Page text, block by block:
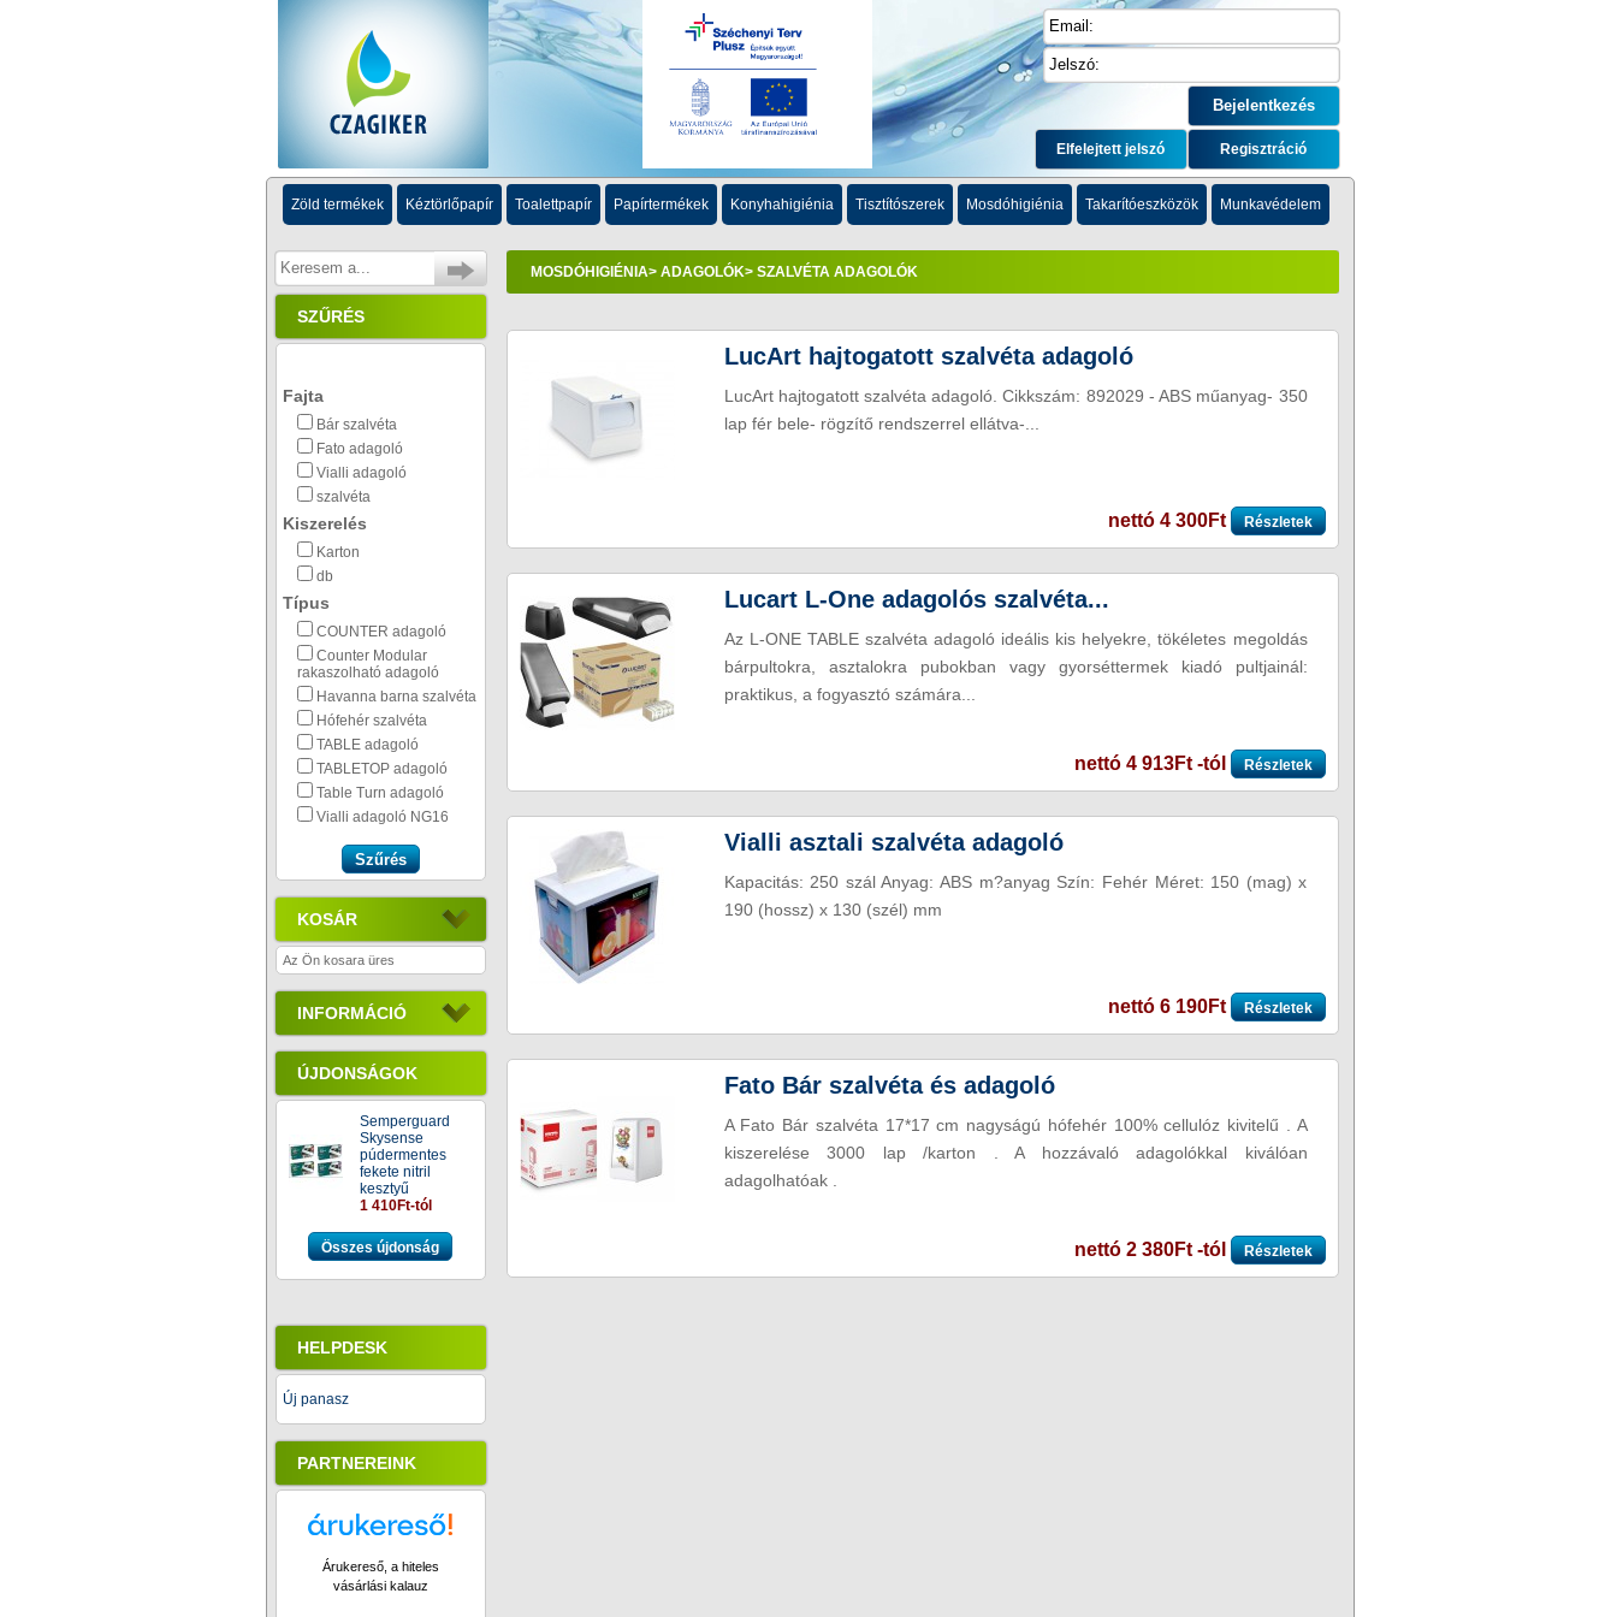
Regisztráció
Elfelejtett jelszó
Zöld termékek Kéztörlőpapír Toalettpapír Papírtermékek Konyhahigiénia Tisztítószerek Mosdóhigiénia Takarítóeszközök Munkavédelem
SZŰRÉS
Fajta
Bár szalvéta
Fato adagoló
Vialli adagoló
szalvéta
Kiszerelés
Karton
db
Típus
COUNTER adagoló
Counter Modular
rakaszolható adagoló
Havanna barna szalvéta
Hófehér szalvéta
TABLE adagoló
TABLETOP adagoló
Table Turn adagoló
Vialli adagoló NG16
KOSÁR
Az Ön kosara üres
INFORMÁCIÓ
ÚJDONSÁGOK
Semperguard
Skysense
púdermentes
fekete nitril
kesztyű
1 410Ft-tól
Összes újdonság
HELPDESK
Új panasz
PARTNEREINK
Árukereső, a hiteles
vásárlási kalauz
MOSDÓHIGIÉNIA> ADAGOLÓK> SZALVÉTA ADAGOLÓK
LucArt hajtogatott szalvéta adagoló
LucArt hajtogatott szalvéta adagoló. Cikkszám: 892029 - ABS műanyag- 350
lap fér bele- rögzítő rendszerrel ellátva-...
nettó 4 300Ft Részletek
Lucart L-One adagolós szalvéta...
Az L-ONE TABLE szalvéta adagoló ideális kis helyekre, tökéletes megoldás
bárpultokra, asztalokra pubokban vagy gyorséttermek kiadó pultjainál:
praktikus, a fogyasztó számára...
nettó 4 913Ft -tól Részletek
Vialli asztali szalvéta adagoló
Kapacitás: 250 szál Anyag: ABS m?anyag Szín: Fehér Méret: 150 (mag) x
190 (hossz) x 130 (szél) mm
nettó 6 190Ft Részletek
Fato Bár szalvéta és adagoló
A Fato Bár szalvéta 17*17 cm nagyságú hófehér 100% cellulóz kivitelű . A
kiszerelése 3000 lap /karton . A hozzávaló adagolókkal kiválóan
adagolhatóak .
nettó 2 380Ft -tól Részletek